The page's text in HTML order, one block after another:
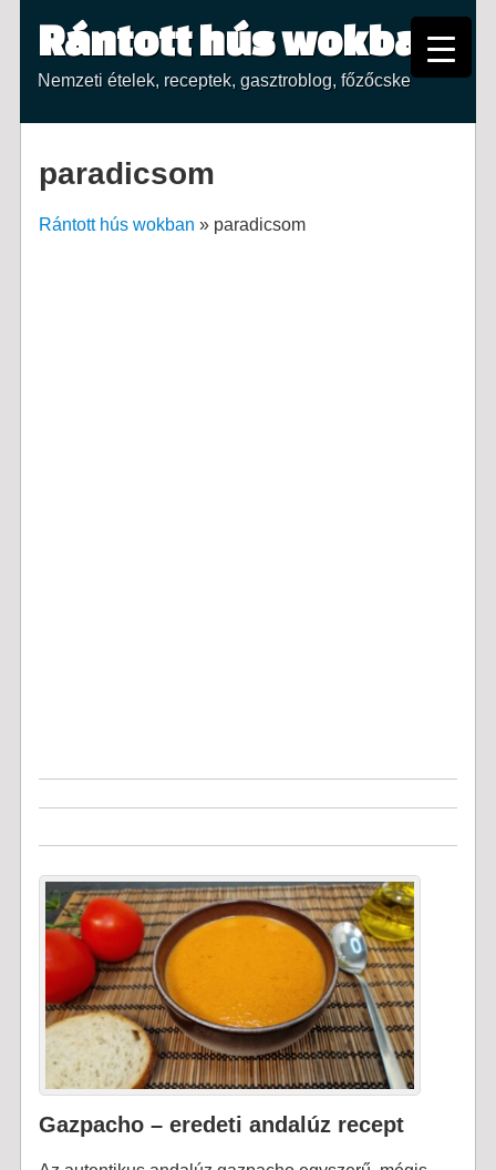
Rántott hús wokban
Nemzeti ételek, receptek, gasztroblog, főzőcske
paradicsom
Rántott hús wokban » paradicsom
Gazpacho – eredeti andalúz recept